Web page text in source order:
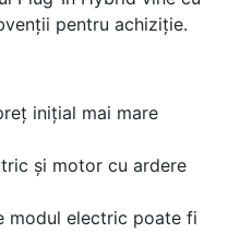
pentru achiziție.
inițial mai mare
și motor cu ardere
modul electric poate fi